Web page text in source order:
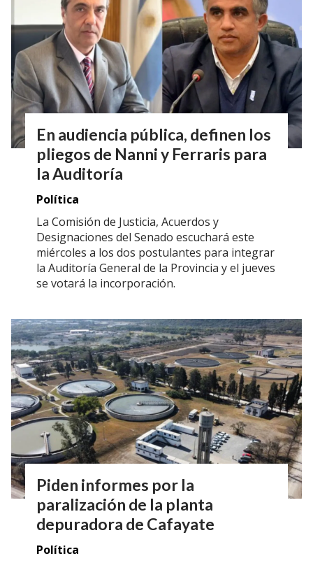
En audiencia pública, definen los
pliegos de Nanni y Ferraris para
la Auditoría
Política
La Comisión de Justicia, Acuerdos y
Designaciones del Senado escuchará este
miércoles a los dos postulantes para integrar
la Auditoría General de la Provincia y el jueves
se votará la incorporación.
Piden informes por la
paralización de la planta
depuradora de Cafayate
Política